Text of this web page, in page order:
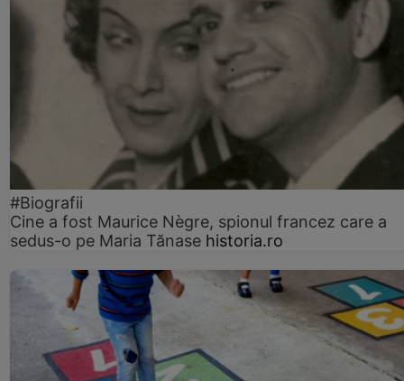
#Biografii
Cine a fost Maurice Nègre, spionul francez care a
sedus-o pe Maria Tănase historia.ro